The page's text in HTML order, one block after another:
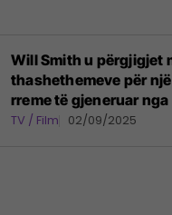
Will Smith u përgjigjet
thashethemeve për
rreme të gjeneruar
artificiale
TV / Film 02/09/2025